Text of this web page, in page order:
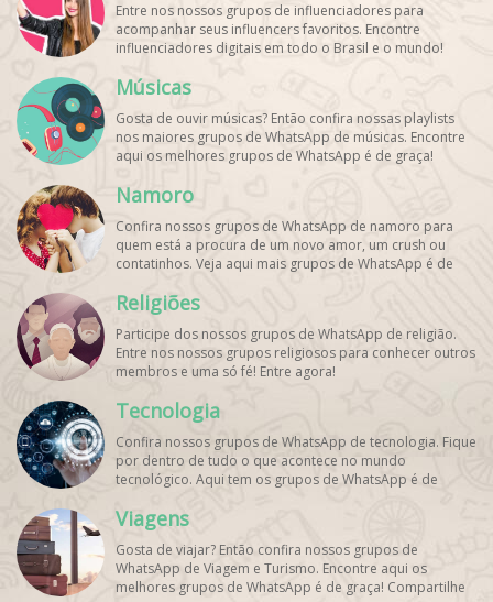
Entre nos nossos grupos de influenciadores para
acompanhar seus influencers favoritos. Encontre
influenciadores digitais em todo o Brasil e o mundo!
Músicas
Gosta de ouvir músicas? Então confira nossas playlists
nos maiores grupos de WhatsApp de músicas. Encontre
aqui os melhores grupos de WhatsApp é de graça!
Namoro
Confira nossos grupos de WhatsApp de namoro para
quem está a procura de um novo amor, um crush ou
contatinhos. Veja aqui mais grupos de WhatsApp é de
Religiões
Participe dos nossos grupos de WhatsApp de religião.
Entre nos nossos grupos religiosos para conhecer outros
membros e uma só fé! Entre agora!
Tecnologia
Confira nossos grupos de WhatsApp de tecnologia. Fique
por dentro de tudo o que acontece no mundo
tecnológico. Aqui tem os grupos de WhatsApp é de
Viagens
Gosta de viajar? Então confira nossos grupos de
WhatsApp de Viagem e Turismo. Encontre aqui os
melhores grupos de WhatsApp é de graça! Compartilhe